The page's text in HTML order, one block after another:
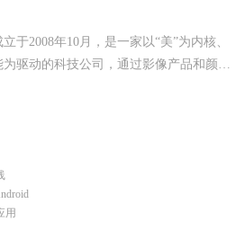
于2008年10月，是一家以“美”为内核、
为驱动的科技公司，通过影像产品和颜值
、计算机图形学等人工智能（AI）相关
以核心技术创新推动公司业务发展。 截
，美图公司应用矩阵已在全球超过23.4亿
备上激活，月活跃用户总数为2.46亿。
用